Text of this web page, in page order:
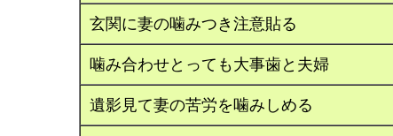
玄関に妻の噛みつき注意貼る
噛み合わせとっても大事歯と夫婦
遺影見て妻の苦労を噛みしめる